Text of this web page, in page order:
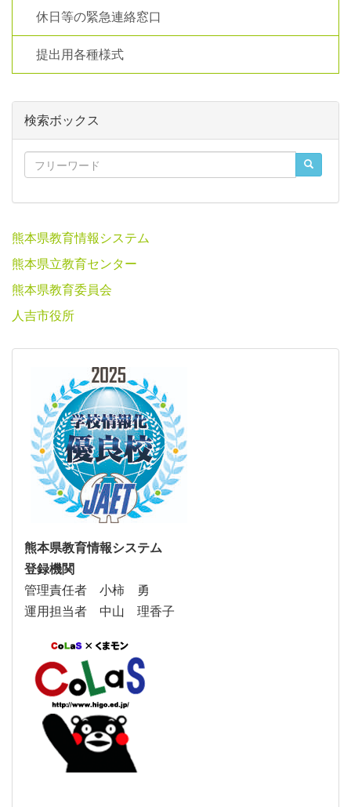
休日等の緊急連絡窓口
提出用各種様式
検索ボックス
熊本県教育情報システム
熊本県立教育センター
熊本県教育委員会
人吉市役所
熊本県教育情報システム
登録機関
管理責任者 小柿 勇
運用担当者 中山 理香子